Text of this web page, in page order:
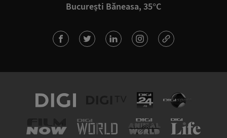
București Băneasa, 35°C